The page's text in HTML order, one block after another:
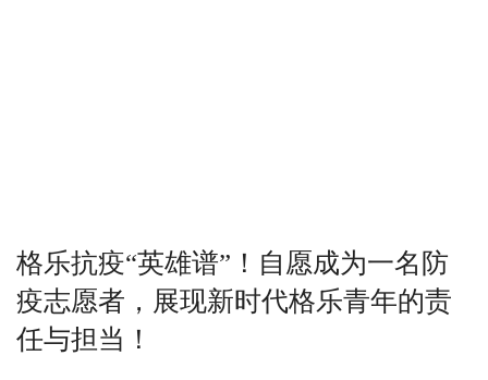
格乐抗疫“英雄谱”！自愿成为一名防
疫志愿者，展现新时代格乐青年的责
任与担当！